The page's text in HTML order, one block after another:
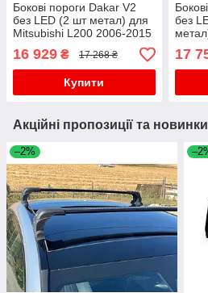
Бокові пороги Dakar V2
без LED (2 шт метал) для
Mitsubishi L200 2006-2015
16 929 ₴ 17 268 ₴
Купити
без
17
Акційні пропозиції та новинки
–2%